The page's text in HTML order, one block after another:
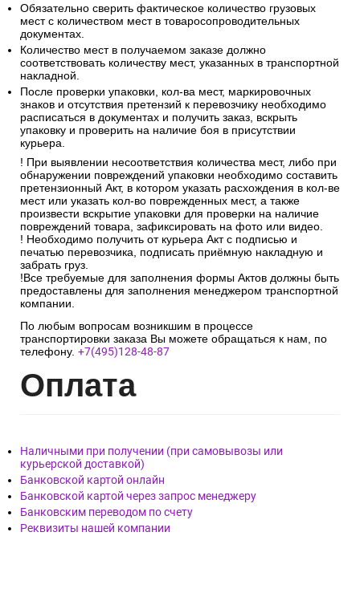
Обязательно сверить фактическое количество грузовых
мест с количеством мест в товаросопроводительных
документах.
Количество мест в получаемом заказе должно
соответствовать количеству мест, указанных в транспортной
накладной.
После проверки упаковки, кол-ва мест, маркировочных
знаков и отсутствия претензий к перевозчику необходимо
расписаться в документах и получить заказ, вскрыть
упаковку и проверить на наличие боя в присутствии
курьера.
! При выявлении несоответствия количества мест, либо при
обнаружении повреждений упаковки необходимо составить
претензионный Акт, в котором указать расхождения в кол-ве
мест или указать кол-во поврежденных мест, а также
произвести вскрытие упаковки для проверки на наличие
повреждений товара, зафиксировать на фото или видео.
! Необходимо получить от курьера Акт с подписью и
печатью перевозчика, подписать приёмную накладную и
забрать груз.
!Все требуемые для заполнения формы Актов должны быть
предоставлены для заполнения менеджером транспортной
компании.
По любым вопросам возникшим в процессе
транспортировки заказа Вы можете обращаться к нам, по
телефону. +7(495)128-48-87
Оплата
Наличными при получении (при самовывозы или
курьерской доставкой)
Банковской картой онлайн
Банковской картой через запрос менеджеру
Банковским переводом по счету
Реквизиты нашей компании